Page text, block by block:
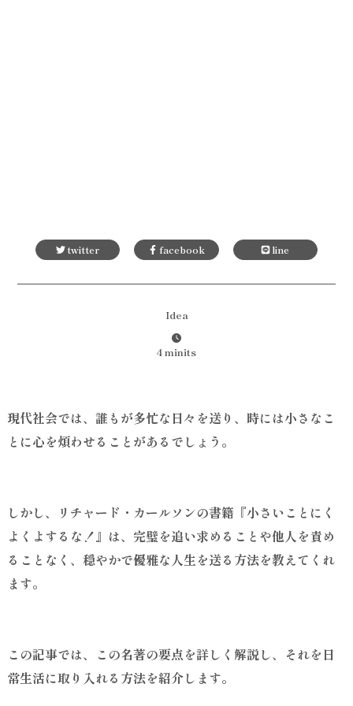
twitter facebook line
Idea
4 minits
現代社会では、誰もが多忙な日々を送り、時には小さなこ
とに心を煩わせることがあるでしょう。
しかし、リチャード・カールソンの書籍『小さいことにく
よくよするな！』は、完璧を追い求めることや他人を責め
ることなく、穏やかで優雅な人生を送る方法を教えてくれ
ます。
この記事では、この名著の要点を詳しく解説し、それを日
常生活に取り入れる方法を紹介します。